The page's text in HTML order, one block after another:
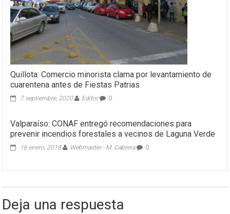
Quillota: Comercio minorista clama por levantamiento de
cuarentena antes de Fiestas Patrias
7 septiembre, 2020 Editor 0
Valparaíso: CONAF entregó recomendaciones para
prevenir incendios forestales a vecinos de Laguna Verde
16 enero, 2018 Webmaster - M. Cabrera 0
Deja una respuesta